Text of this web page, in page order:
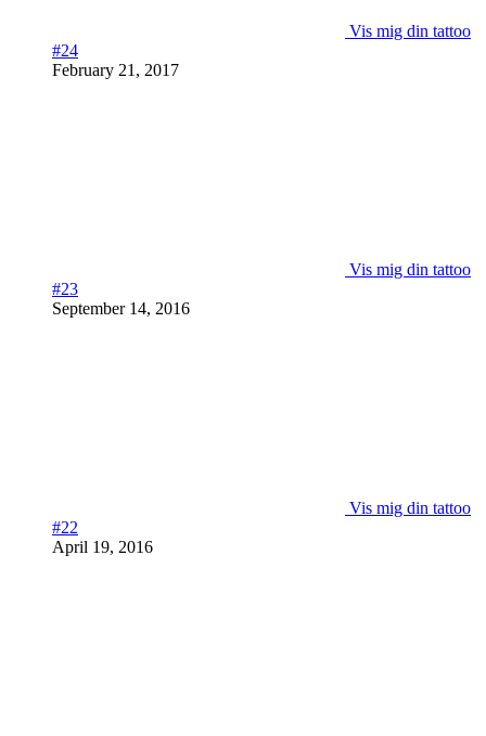
Vis mig din tattoo
#24
February 21, 2017
Vis mig din tattoo
#23
September 14, 2016
Vis mig din tattoo
#22
April 19, 2016